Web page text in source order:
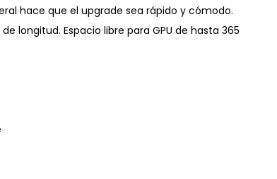
hace que el upgrade sea rápido y cómodo.
longitud. Espacio libre para GPU de hasta 365